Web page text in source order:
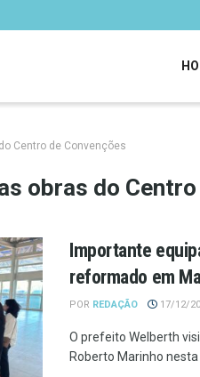
Centro de Convenções
obras do
Importante
reformado em
POR REDAÇÃO 17/12/
O prefeito Welberth
Roberto Marinho nesta